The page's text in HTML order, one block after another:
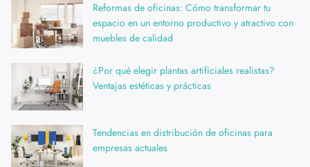
Reformas de oficinas: Cómo transformar tu
espacio en un entorno productivo y atractivo con
muebles de calidad
¿Por qué elegir plantas artificiales realistas?
Ventajas estéticas y prácticas
Tendencias en distribución de oficinas para
empresas actuales